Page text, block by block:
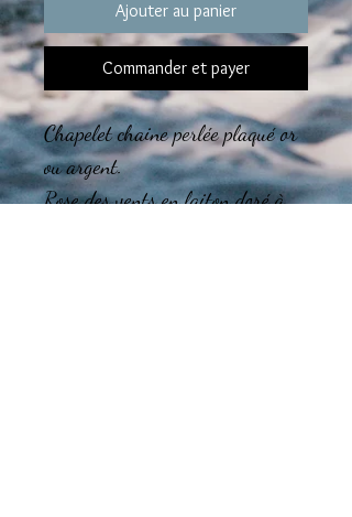
Ajouter au panier
Commander et payer
Chapelet chaine perlée plaqué or
ou argent.
Rose des vents en laiton doré à